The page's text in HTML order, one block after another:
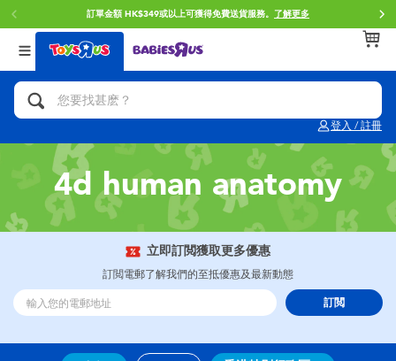
訂單金額 HK$349或以上可獲得免費送貨服務。 了解更多
登入 / 註冊
返回
分類目錄
人氣英雄,角色扮演,射擊玩具
單車,滑板車,騎乘車
拼砌組合及樂高LEGO
玩具車,貨車,火車及遙控系列
手工藝,文具,蠟筆,泥膠,畫板
娃娃, 芭比,收藏公仔
返回
品牌
Brunch Brother 早午餐兄弟
Toy Story反斗奇兵
Spider-Man蜘蛛俠
Mini Brands
Play-Doh培樂多
Pokemon寶可夢
返回
年齢
0~2歳
3~4歳
5~7歳
12~14歳
14歳以上
4d human anatomy
立即訂閲獲取更多優惠
訂閲電郵了解我們的至抵優惠及最新動態
訂閲